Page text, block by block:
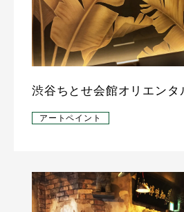
渋谷ちとせ会館オリエンタ
アートペイント